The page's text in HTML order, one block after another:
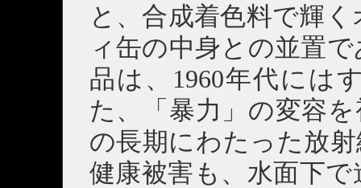
と、合成着色料で輝
ィ缶の中身との並置
品は、1960年代には
た、「暴力」の変容
の長期にわたった放
健康被害も、水面下